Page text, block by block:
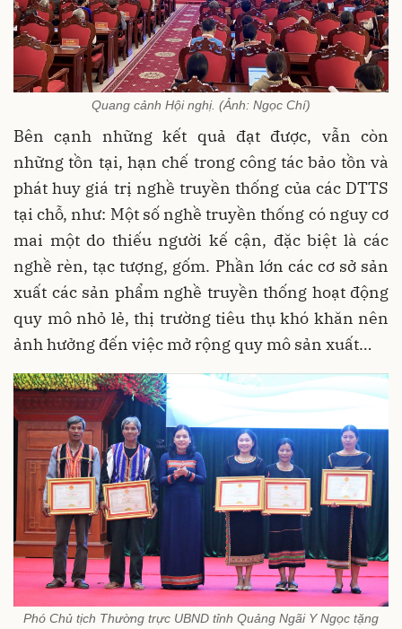
Quang cảnh Hội nghị. (Ảnh: Ngọc Chí)
Bên cạnh những kết quả đạt được, vẫn còn
những tồn tại, hạn chế trong công tác bảo tồn và
phát huy giá trị nghề truyền thống của các DTTS
tại chỗ, như: Một số nghề truyền thống có nguy cơ
mai một do thiếu người kế cận, đặc biệt là các
nghề rèn, tạc tượng, gốm. Phần lớn các cơ sở sản
xuất các sản phẩm nghề truyền thống hoạt động
quy mô nhỏ lẻ, thị trường tiêu thụ khó khăn nên
ảnh hưởng đến việc mở rộng quy mô sản xuất…
Phó Chủ tịch Thường trực UBND tỉnh Quảng Ngãi Y Ngọc tặng